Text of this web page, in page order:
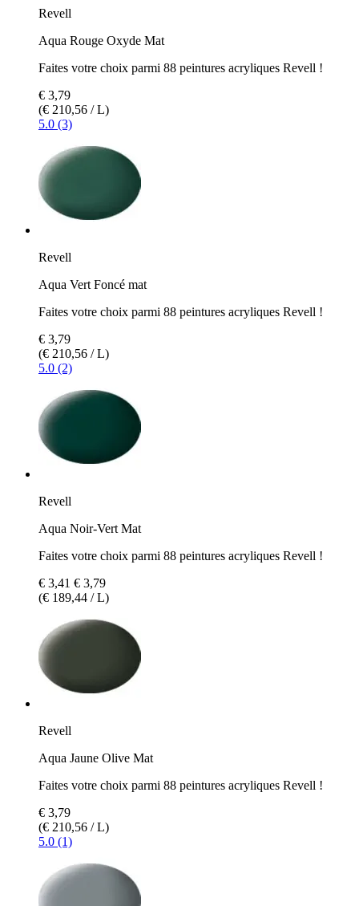
Revell
Aqua Rouge Oxyde Mat
Faites votre choix parmi 88 peintures acryliques Revell !
€ 3,79
(€ 210,56 / L)
5.0 (3)
Revell
Aqua Vert Foncé mat
Faites votre choix parmi 88 peintures acryliques Revell !
€ 3,79
(€ 210,56 / L)
5.0 (2)
Revell
Aqua Noir-Vert Mat
Faites votre choix parmi 88 peintures acryliques Revell !
€ 3,41 € 3,79
(€ 189,44 / L)
Revell
Aqua Jaune Olive Mat
Faites votre choix parmi 88 peintures acryliques Revell !
€ 3,79
(€ 210,56 / L)
5.0 (1)